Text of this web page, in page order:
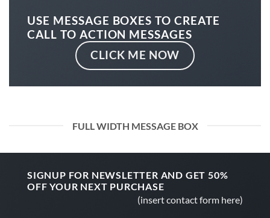
USE MESSAGE BOXES TO CREATE
CALL TO ACTION MESSAGES
CLICK ME NOW
FULL WIDTH MESSAGE BOX
SIGNUP FOR NEWSLETTER AND GET 50%
OFF YOUR NEXT PURCHASE
(insert contact form here)